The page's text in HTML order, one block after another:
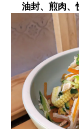
油封、煎肉、